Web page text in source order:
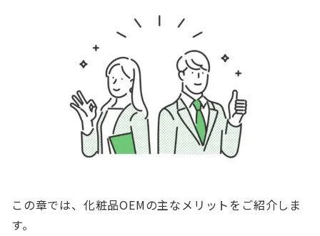
この章では、化粧品OEMの主なメリットをご紹介しま
す。